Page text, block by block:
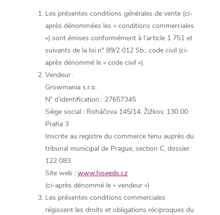
Les présentes conditions générales de vente (ci-
après dénommées les « conditions commerciales
») sont émises conformément à l’article 1 751 et
suivants de la loi n° 89/2 012 Sb., code civil (ci-
après dénommé le « code civil »).
Vendeur :
Growmania s.r.o.
N° d’identification : 27657345
Siège social : Roháčova 145/14, Žižkov, 130 00
Praha 3
Inscrite au registre du commerce tenu auprès du
tribunal municipal de Prague, section C, dossier
122 083
Site web : www.hiseeds.cz
(ci-après dénommé le « vendeur »)
Les présentes conditions commerciales
régissent les droits et obligations réciproques du